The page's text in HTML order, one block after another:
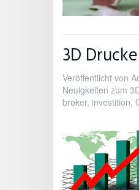
3D
Veröffentlicht von
Neuigkeiten zum
broker, investition,